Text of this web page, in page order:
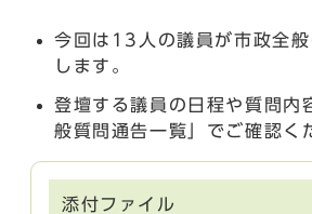
今回は13人の議員が市政全
します。
登壇する議員の日程や質問内
般質問通告一覧」でご確認く
添付ファイル